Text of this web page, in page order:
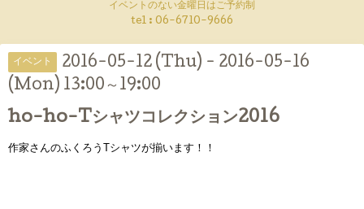
イベントのない金曜日はご予約制
tel : 06-6710-9666
イベント
2016-05-12 (Thu) - 2016-05-16
(Mon) 13:00～19:00
ho-ho-Tシャツコレクション2016
作家さんのふくろうTシャツが揃います！！